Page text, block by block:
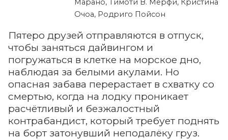
Марано, Тимоти В. Мерфи, Кристина
Очоа, Родриго Пойсон
Пятеро друзей отправляются в отпуск,
чтобы заняться дайвингом и
погружаться в клетке на морское дно,
наблюдая за белыми акулами. Но
опасная забава перерастает в схватку со
смертью, когда на лодку проникает
расчётливый и безжалостный
контрабандист, который требует поднять
на борт затонувший неподалёку груз.